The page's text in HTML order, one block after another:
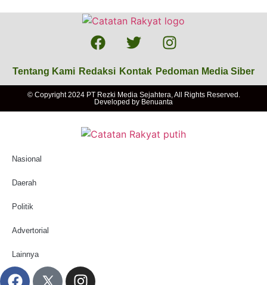
Tentang Kami Redaksi Kontak Pedoman Media Siber
© Copyright 2024 PT Rezki Media Sejahtera, All Rights Reserved.
Developed by Benuanta
Nasional
Daerah
Politik
Advertorial
Lainnya